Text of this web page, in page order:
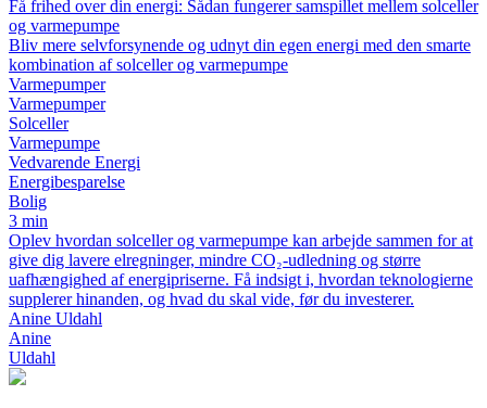
Få frihed over din energi: Sådan fungerer samspillet mellem solceller
og varmepumpe
Bliv mere selvforsynende og udnyt din egen energi med den smarte
kombination af solceller og varmepumpe
Varmepumper
Varmepumper
Solceller
Varmepumpe
Vedvarende Energi
Energibesparelse
Bolig
3 min
Oplev hvordan solceller og varmepumpe kan arbejde sammen for at
give dig lavere elregninger, mindre CO₂-udledning og større
uafhængighed af energipriserne. Få indsigt i, hvordan teknologierne
supplerer hinanden, og hvad du skal vide, før du investerer.
Anine Uldahl
Anine
Uldahl